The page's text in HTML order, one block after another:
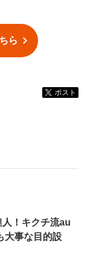
ら
ポスト
！キクチ流au
大事な目的設